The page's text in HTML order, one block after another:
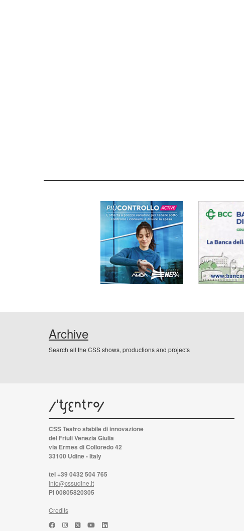
Archive
Search all the CSS shows, productions and projects
CSS Teatro stabile di innovazione
del Friuli Venezia Giulia
via Ermes di Colloredo 42
33100 Udine - Italy
tel +39 0432 504 765
info@cssudine.it
PI 00805820305
Credits